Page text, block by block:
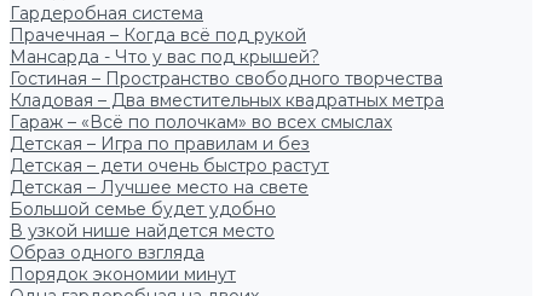
Гардеробная система
Прачечная – Когда всё под рукой
Мансарда - Что у вас под крышей?
Гостиная – Пространство свободного творчества
Кладовая – Два вместительных квадратных метра
Гараж – «Всё по полочкам» во всех смыслах
Детская – Игра по правилам и без
Детская – дети очень быстро растут
Детская – Лучшее место на свете
Большой семье будет удобно
В узкой нише найдется место
Образ одного взгляда
Порядок экономии минут